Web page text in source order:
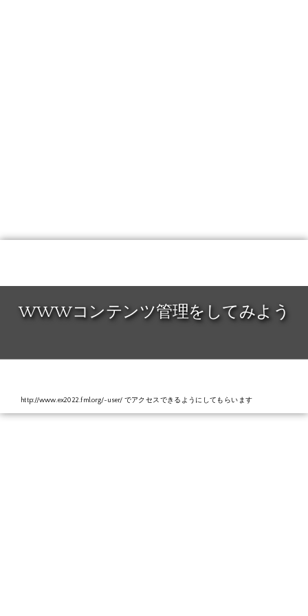
WWWコンテンツ管理をしてみよう
http://www.ex2022.fml.org/~user/ でアクセスできるようにしてもらいます